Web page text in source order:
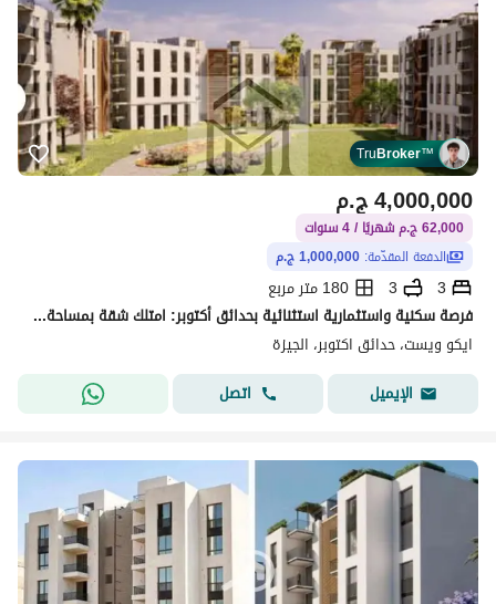
TruBroker™
ج.م4,000,000
62,000 ج.م شهريًا / 4 سنوات
الدفعة المقدّمة: 1,000,000 ج.م
3
3
180 متر مربع
فرصة سكنية واستثمارية استثنائية بحدائق أكتوبر: امتلك شقة بمساحة 180م (استلام خلال 10 شهور فقط) ب 4 مليون جنية فقط
ايكو ويست، حدائق اكتوبر، الجيزة
الإيميل
اتصل